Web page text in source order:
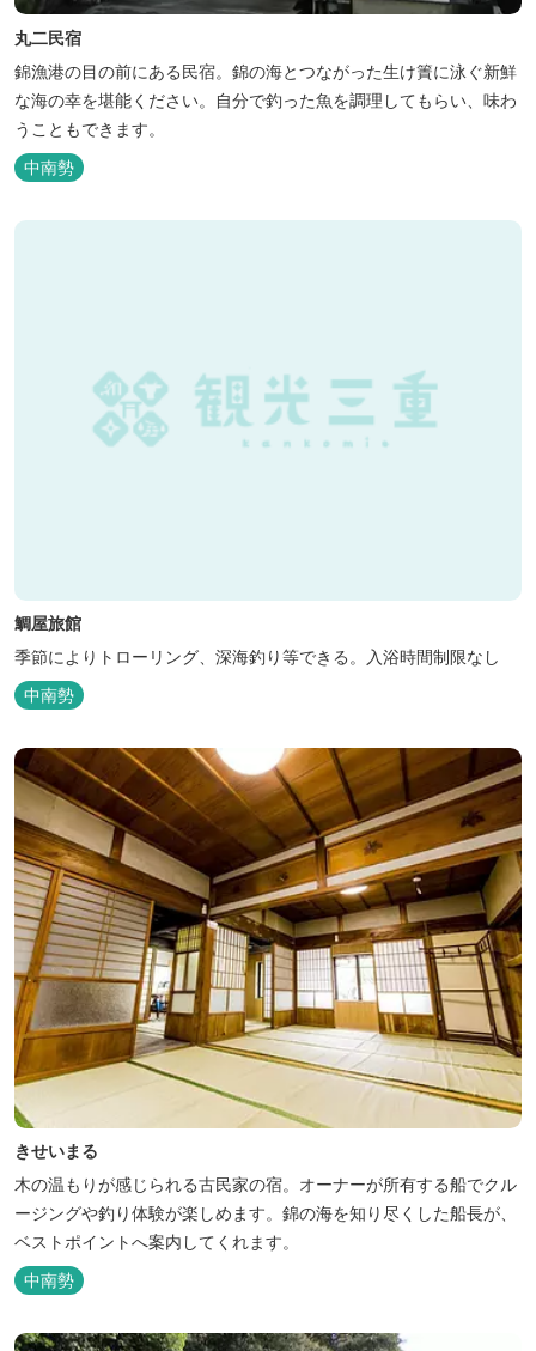
丸二民宿
錦漁港の目の前にある民宿。錦の海とつながった生け簀に泳ぐ新鮮
な海の幸を堪能ください。自分で釣った魚を調理してもらい、味わ
うこともできます。
中南勢
鯛屋旅館
季節によりトローリング、深海釣り等できる。入浴時間制限なし
中南勢
きせいまる
木の温もりが感じられる古民家の宿。オーナーが所有する船でクル
ージングや釣り体験が楽しめます。錦の海を知り尽くした船長が、
ベストポイントへ案内してくれます。
中南勢